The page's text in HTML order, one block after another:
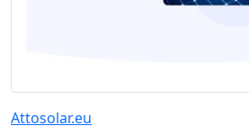
Attosolar.eu